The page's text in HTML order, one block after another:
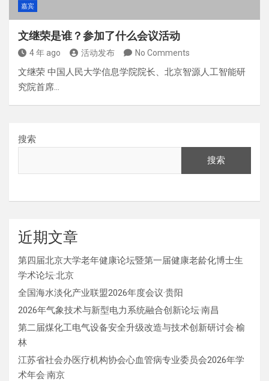
嘉宾
文继荣是谁？参加了什么会议活动
4 年 ago 活动发布 No Comments
文继荣 中国人民大学信息学院院长、北京智源人工智能研
究院首席…
搜索
搜索
近期文章
第四届北京大学老年健康论坛暨第一届健康老龄化博士生
学术论坛·北京
全国海水淡化产业联盟2026年度会议·贵阳
2026年气象技术与新型电力系统融合创新论坛·南昌
第二届煤化工电气设备安全升级改造与技术创新研讨会·榆
林
江苏省社会办医疗机构协会心血管病专业委员会2026年学
术年会·南京